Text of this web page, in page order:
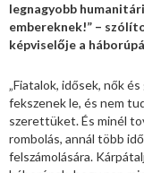
legnagyobb
embereknek!” –
képviselője a
„Fiatalok, idősek, nők
fekszenek le, és nem
szerettüket. És minél
rombolás, annál több
felszámolására.